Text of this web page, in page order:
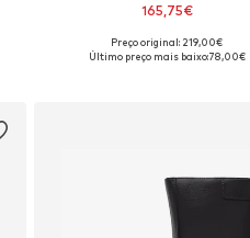
165,75€
Disponível em vários tamanhos
Preço original: 219,00€
Último preço mais baixo:78,00€